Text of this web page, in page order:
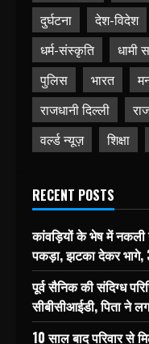
दुर्घटना
देश-विदेश
धर्म-संस्कृति
धामी
पुलिस
भारत
राजधानी दिल्ली
वर्ल्ड न्यूज़
शिक्षा
RECENT POSTS
कांवड़ियों के भेष में नकली
पकड़ा, झटका देकर भागे,
पूर्व सैनिक की संदिग्ध
सीबीसीआईडी, पिता ने
10 साल बाद परिवार से